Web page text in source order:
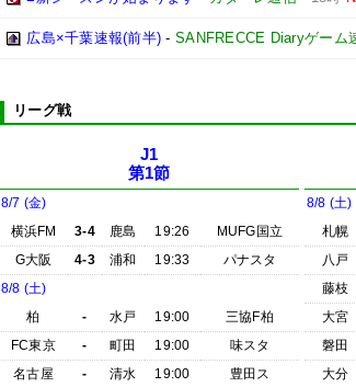
広島×千葉速報(前半) -SANFRECCE Diaryゲーム
リーグ戦
J1
第1節
8/7 (金)
横浜FM
3-4 鹿島 19:26
MUFG国立
G大阪
4-3 浦和 19:33
パナスタ
8/8 (土)
柏
- 水戸 19:00
三協F柏
FC東京
- 町田 19:00
味スタ
名古屋
- 清水 19:00
豊田ス
8/8 (土)
札幌
八戸
藤枝
大宮
磐田
大分